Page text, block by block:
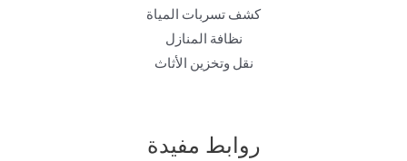
كشف تسربات المياة
نظافة المنازل
نقل وتخزين الأثاث
روابط مفيدة